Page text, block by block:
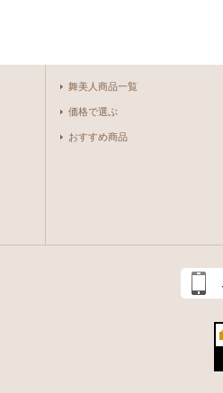
舞美人商品一覧
価格で選ぶ
おすすめ商品